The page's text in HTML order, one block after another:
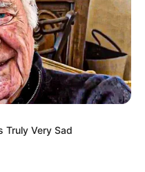
Truly Very Sad